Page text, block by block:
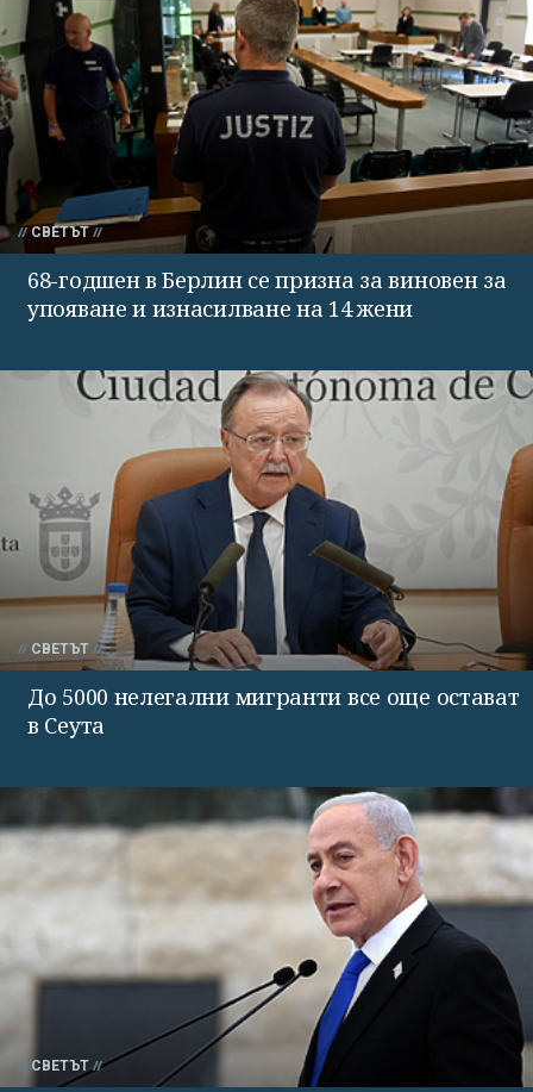
СВЕТЪТ
68-годшен в Берлин се призна за виновен за
упояване и изнасилване на 14 жени
СВЕТЪТ
До 5000 нелегални мигранти все още остават
в Сеута
СВЕТЪТ